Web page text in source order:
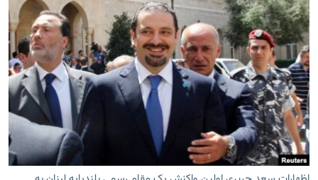
فرکانس‌ها
گزارش‌های تصویری
گزارش‌های ویدئویی
زنان فردا
English
به ما بپیوندید